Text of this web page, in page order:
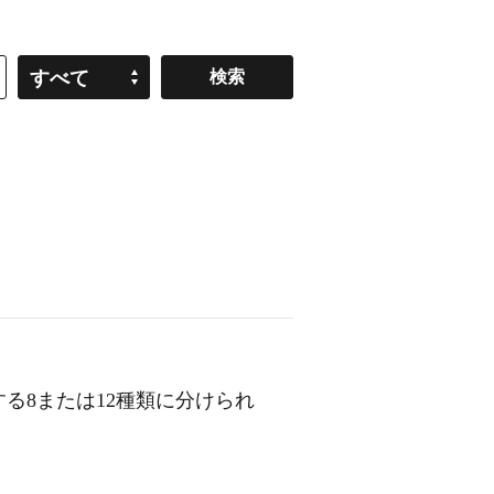
すべて
る8または12種類に分けられ